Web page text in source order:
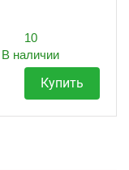
10
В наличии
Купить